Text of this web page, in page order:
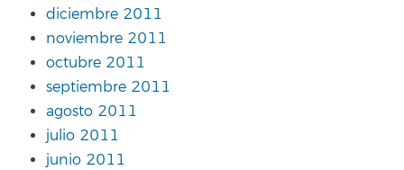
diciembre 2011
noviembre 2011
octubre 2011
septiembre 2011
agosto 2011
julio 2011
junio 2011